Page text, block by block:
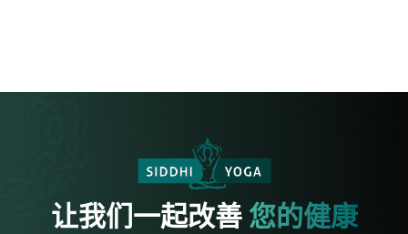
让我们一起改善 您的健康